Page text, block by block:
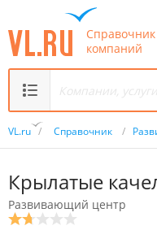
Справочник
компаний
VL.ru / Справочник /
Крылатые
Развивающий центр